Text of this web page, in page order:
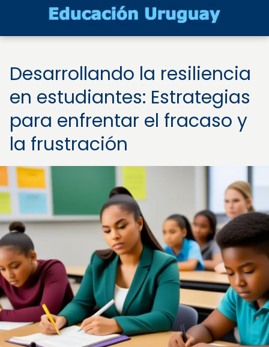
Desarrollando la resiliencia
en estudiantes: Estrategias
para enfrentar el fracaso y
la frustración